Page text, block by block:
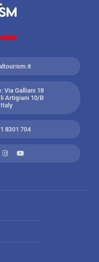
Via Galliani 18
Artigiani 10/B
8301 704